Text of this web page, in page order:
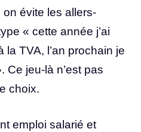
on évite les allers-
« cette année j’ai
TVA, l’an prochain je
Ce jeu-là n’est pas
choix.
emploi salarié et